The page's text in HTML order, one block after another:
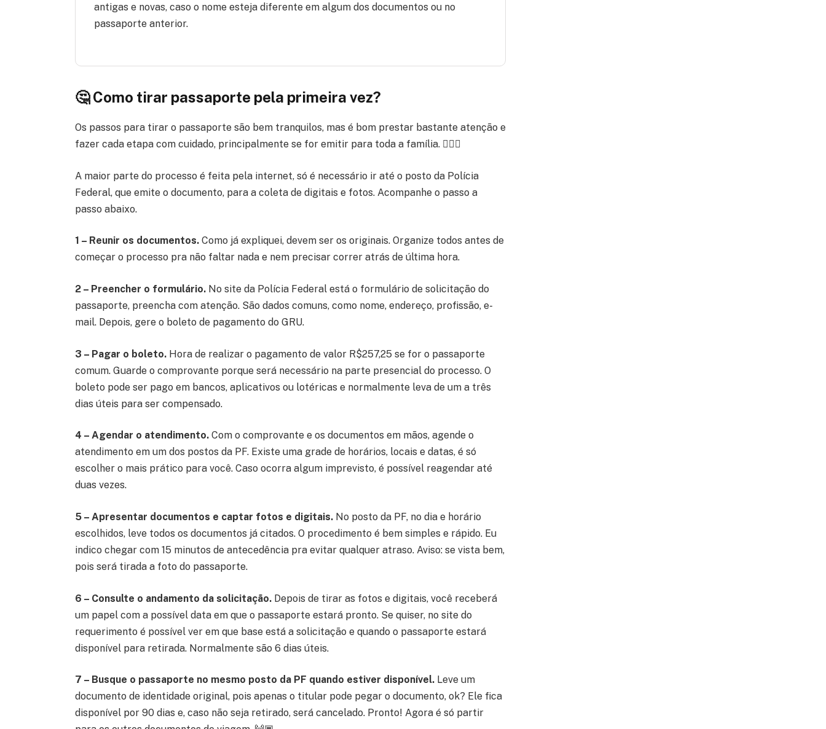
antigas e novas, caso o nome esteja diferente em algum dos documentos ou no
passaporte anterior.
🤔 Como tirar passaporte pela primeira vez?
Os passos para tirar o passaporte são bem tranquilos, mas é bom prestar bastante atenção e
fazer cada etapa com cuidado, principalmente se for emitir para toda a família. 🙆🏾‍♂️
A maior parte do processo é feita pela internet, só é necessário ir até o posto da Polícia
Federal, que emite o documento, para a coleta de digitais e fotos. Acompanhe o passo a
passo abaixo.
1 – Reunir os documentos.Como já expliquei, devem ser os originais. Organize todos antes de
começar o processo pra não faltar nada e nem precisar correr atrás de última hora.
2 – Preencher o formulário.No site da Polícia Federal está o formulário de solicitação do
passaporte, preencha com atenção. São dados comuns, como nome, endereço, profissão, e-
mail. Depois, gere o boleto de pagamento do GRU.
3 – Pagar o boleto.Hora de realizar o pagamento de valor R$257,25 se for o passaporte
comum. Guarde o comprovante porque será necessário na parte presencial do processo. O
boleto pode ser pago em bancos, aplicativos ou lotéricas e normalmente leva de um a três
dias úteis para ser compensado.
4 – Agendar o atendimento.Com o comprovante e os documentos em mãos, agende o
atendimento em um dos postos da PF. Existe uma grade de horários, locais e datas, é só
escolher o mais prático para você. Caso ocorra algum imprevisto, é possível reagendar até
duas vezes.
5 – Apresentar documentos e captar fotos e digitais.No posto da PF, no dia e horário
escolhidos, leve todos os documentos já citados. O procedimento é bem simples e rápido. Eu
indico chegar com 15 minutos de antecedência pra evitar qualquer atraso. Aviso: se vista bem,
pois será tirada a foto do passaporte.
6 – Consulte o andamento da solicitação. Depois de tirar as fotos e digitais, você receberá
um papel com a possível data em que o passaporte estará pronto. Se quiser, no site do
requerimento é possível ver em que base está a solicitação e quando o passaporte estará
disponível para retirada. Normalmente são 6 dias úteis.
7 – Busque o passaporte no mesmo posto da PF quando estiver disponível. Leve um
documento de identidade original, pois apenas o titular pode pegar o documento, ok? Ele fica
disponível por 90 dias e, caso não seja retirado, será cancelado. Pronto! Agora é só partir